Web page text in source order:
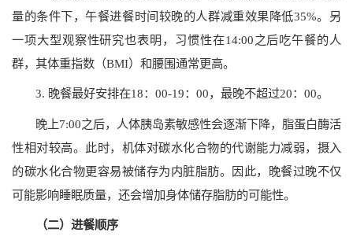
量的条件下，午餐进餐时间较晚的人群减重效果降低35%。另
一项大型观察性研究也表明，习惯性在14:00之后吃午餐的人
群，其体重指数（BMI）和腰围通常更高。
3. 晚餐最好安排在18：00-19：00，最晚不超过20：00。
晚上7:00之后，人体胰岛素敏感性会逐渐下降，脂蛋白酶活
性相对较高。此时，机体对碳水化合物的代谢能力减弱，摄入
的碳水化合物更容易被储存为内脏脂肪。因此，晚餐过晚不仅
可能影响睡眠质量，还会增加身体储存脂肪的可能性。
（二）进餐顺序